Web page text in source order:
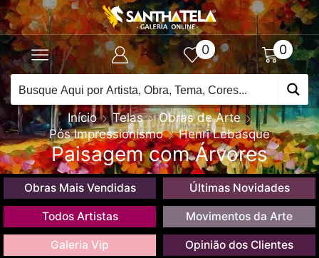
0 0
Início Telas
Obras de Arte
Pós Impressionismo
Henri Lebasque
Paisagem com Árvores
Obras Mais Vendidas Últimas Novidades
Todos Artistas Movimentos da Arte
Galeria Vip Opinião dos Clientes